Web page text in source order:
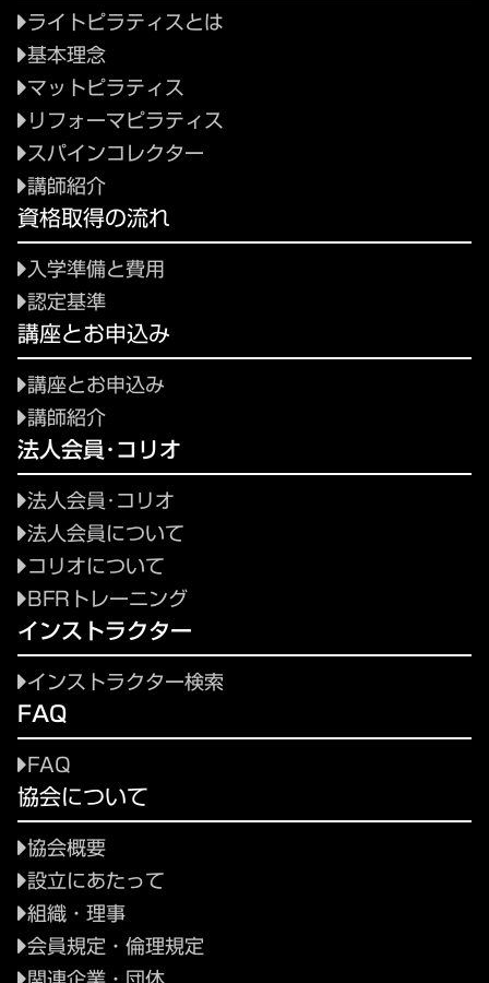
ライトピラティスとは
基本理念
マットピラティス
リフォーマピラティス
スパインコレクター
講師紹介
資格取得の流れ
入学準備と費用
認定基準
講座とお申込み
講座とお申込み
講師紹介
法人会員･コリオ
法人会員･コリオ
法人会員について
コリオについて
BFRトレーニング
インストラクター
インストラクター検索
FAQ
FAQ
協会について
協会概要
設立にあたって
組織・理事
会員規定・倫理規定